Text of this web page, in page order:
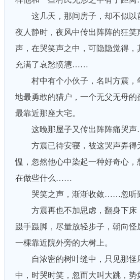
这几天，那间房子，却不似以
夜人静时，夜风中传出阵阵的狂笑
声，在哭笑声之中，可隐隐觉得，
充满了哀愁愤懑……
村中有个小伙子，名叫方震，
地最勇敢的猎户，一个无父无母的
最靠近那座大宅。
这晚那屋子又传出阵阵痛哭
方震已待安寝，被这哭声弄得
愠，忽然他心中染起一种好奇心，
在做些什么……
哭笑之声，渐渐收敛……忽听
方震再也不加思虑，翻身下床
蹑手蹑脚，尽量放轻步子，朝向怪
一棵靠近院外旁的大树上。
自浓密的树叶缝中，只见那怪
中，时哭时笑，忽而大叫大跳，势